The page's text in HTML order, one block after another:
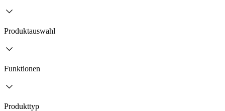
Produktauswahl
Funktionen
Produkttyp